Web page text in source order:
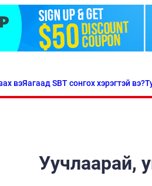
вэЯагаад SBT сонгох хэрэгтэй вэ?
Уучлаарай,